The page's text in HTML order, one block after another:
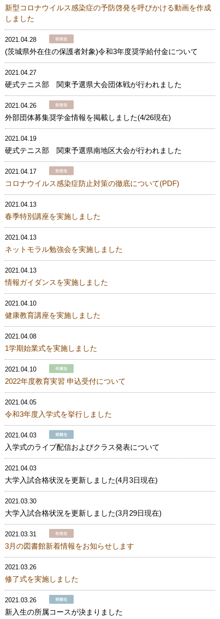
新型コロナウイルス感染症の予防啓発を呼びかける動画を作成
しました
2021.04.28
(茨城県外在住の保護者対象)令和3年度奨学給付金について
2021.04.27
硬式テニス部 関東予選県大会団体戦が行われました
2021.04.26
外部団体募集奨学金情報を掲載しました(4/26現在)
2021.04.19
硬式テニス部 関東予選県南地区大会が行われました
2021.04.17
コロナウイルス感染症防止対策の徹底について(PDF)
2021.04.13
春季特別講座を実施しました
2021.04.13
ネットモラル勉強会を実施しました
2021.04.13
情報ガイダンスを実施しました
2021.04.10
健康教育講座を実施しました
2021.04.08
1学期始業式を実施しました
2021.04.10
2022年度教育実習 申込受付について
2021.04.05
令和3年度入学式を挙行しました
2021.04.03
入学式のライブ配信およびクラス発表について
2021.04.03
大学入試合格状況を更新しました(4月3日現在)
2021.03.30
大学入試合格状況を更新しました(3月29日現在)
2021.03.31
3月の図書館新着情報をお知らせします
2021.03.26
修了式を実施しました
2021.03.26
新入生の所属コースが決まりました